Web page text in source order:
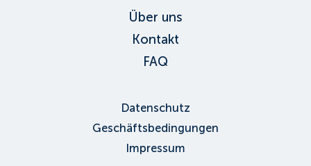
Über uns
Kontakt
FAQ
Datenschutz
Geschäftsbedingungen
Impressum